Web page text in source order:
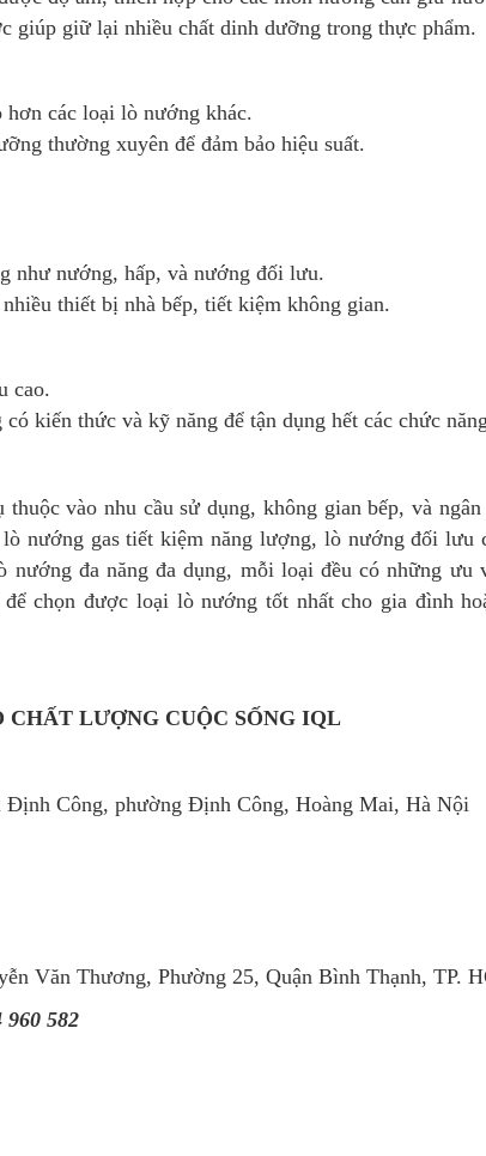
giúp giữ lại nhiều chất dinh dưỡng trong thực phẩm.
hơn các loại lò nướng khác.
thường xuyên để đảm bảo hiệu suất.
như nướng, hấp, và nướng đối lưu.
thiết bị nhà bếp, tiết kiệm không gian.
cao.
kiến thức và kỹ năng để tận dụng hết các chức
vào nhu cầu sử dụng, không gian bếp, và ngân
nướng gas tiết kiệm năng lượng, lò nướng đối lưu
đa năng đa dụng, mỗi loại đều có những ưu
chọn được loại lò nướng tốt nhất cho gia đình
CHẤT LƯỢNG CUỘC SỐNG IQL
Công, phường Định Công, Hoàng Mai, Hà Nội
Văn Thương, Phường 25, Quận Bình Thạnh, TP.
960 582